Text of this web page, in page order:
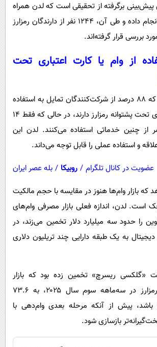
فرهنگی
بین الملل
حیات وحش
پیش‌بینی برگرفته از تحقیقی است که لدن همراه
با «پروتکل تئوری» انجام داده و طی آن، ۱۲۴۴ نفر از دارندگان رمزارز
بررسی قرار گرفته‌اند.
از وام یا کارت اعتباری تحت
نتایج نشان می‌دهد که ۸۸ درصد از شرکت‌کنندگان تمایل به استفاده
از وام یا کارت اعتباری تحت پشتوانه رمزارز دارند، در حالی که فقط ۱۴
چنین خدماتی استفاده می‌کنند. لدن این
عضویت در کانال تلگرام / روبیکا / بله عصر ایران
که بازار وام‌ها هنوز در مقایسه با حجم مالکیت
است. لدن، اندازه فعلی بازار مصرفی وام‌های
را حدود سه میلیارد دلار تخمین می‌زند، در
به یک طبقه دارایی چند تریلیون دلاری
«گلکسی ریسرچ» تخمین زده بود که بازار
گسترده‌تر وام‌های رمزارز در سه‌ماهه سوم سال ۲۰۲۵، به ۷۳.۶
باشد، پیش از آنکه مرحله بعدی وام‌دهی با
بازسازی شود.